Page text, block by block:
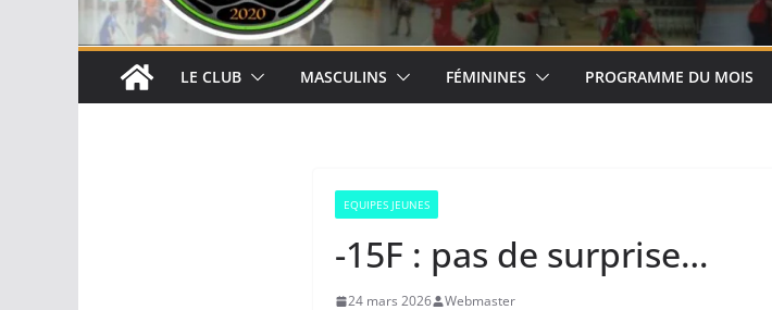
LE CLUB MASCULINS FÉMININES PROGRAMME DU MOIS
EQUIPES JEUNES
-15F : pas de surprise…
24 mars 2026 Webmaster